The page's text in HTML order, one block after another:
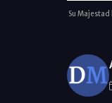
Su